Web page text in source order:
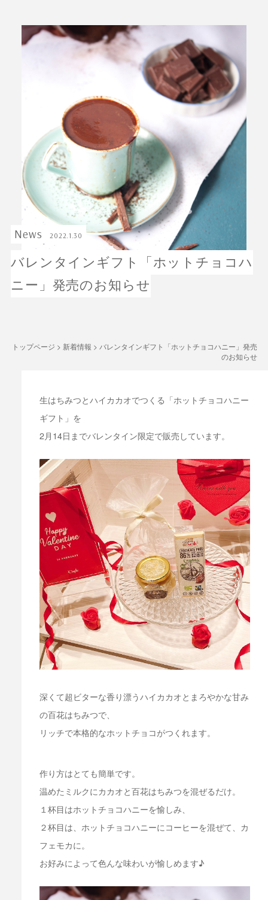
ABOUT Cieplo シェプロについて
シェプロの生はちみつ
店舗紹介
NEWS 新着情報
ONLINE SHOP オンラインショップ／商品紹介
JOURNAL
News 2022.1.30
バレンタインギフト「ホットチョコハ
ニー」発売のお知らせ
トップページ > 新着情報 > バレンタインギフト「ホットチョコハニー」発売
のお知らせ
生はちみつとハイカカオでつくる「ホットチョコハニー
ギフト」を
2月14日までバレンタイン限定で販売しています。
深くて超ビターな香り漂うハイカカオとまろやかな甘み
の百花はちみつで、
リッチで本格的なホットチョコがつくれます。
作り方はとても簡単です。
温めたミルクにカカオと百花はちみつを混ぜるだけ。
１杯目はホットチョコハニーを愉しみ、
２杯目は、ホットチョコハニーにコーヒーを混ぜて、カ
フェモカに。
お好みによって色んな味わいが愉しめます♪